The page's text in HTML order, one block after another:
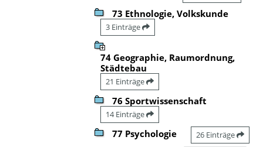
73 Ethnologie, Volkskunde
3 Einträge
74 Geographie, Raumordnung,
Städtebau
21 Einträge
76 Sportwissenschaft
14 Einträge
77 Psychologie 26 Einträge